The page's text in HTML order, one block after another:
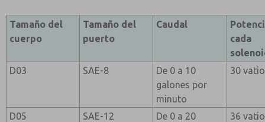
Tamaño del
cuerpo
Tamaño del
puerto
Caudal
cada
D03
SAE-8
De 0 a 10
galones por
minuto
30
D05 SAE-12
De 0 a 20
36